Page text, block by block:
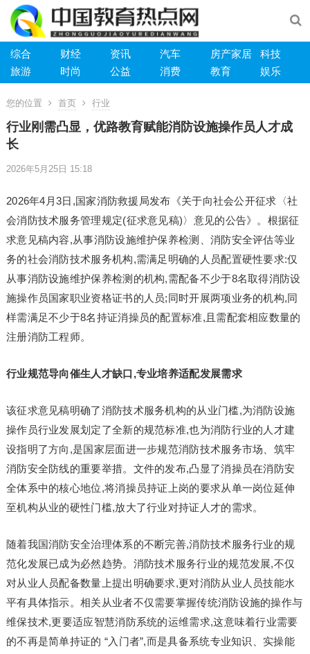
综合 财经 资讯 汽车 房产家居
科技
旅游
时尚 公益 消费 教育 娱乐
您的位置 首页 行业
行业刚需凸显，优路教育赋能消防设施操作员人才成
长
2026年5月25日 15:18
2026年4月3日,国家消防救援局发布《关于向社会公开征求〈社
会消防技术服务管理规定(征求意见稿)〉意见的公告》。根据征
求意见稿内容,从事消防设施维护保养检测、消防安全评估等业
务的社会消防技术服务机构,需满足明确的人员配置硬性要求:仅
从事消防设施维护保养检测的机构,需配备不少于8名取得消防设
施操作员国家职业资格证书的人员;同时开展两项业务的机构,同
样需满足不少于8名持证消操员的配置标准,且需配套相应数量的
注册消防工程师。
行业规范导向催生人才缺口,专业培养适配发展需求
该征求意见稿明确了消防技术服务机构的从业门槛,为消防设施
操作员行业发展划定了全新的规范标准,也为消防行业的人才建
设指明了方向,是国家层面进一步规范消防技术服务市场、筑牢
消防安全防线的重要举措。文件的发布,凸显了消操员在消防安
全体系中的核心地位,将消操员持证上岗的要求从单一岗位延伸
至机构从业的硬性门槛,放大了行业对持证人才的需求。
随着我国消防安全治理体系的不断完善,消防技术服务行业的规
范化发展已成为必然趋势。消防技术服务行业的规范发展,不仅
对从业人员配备数量上提出明确要求,更对消防从业人员技能水
平有具体指示。相关从业者不仅需要掌握传统消防设施的操作与
维保技术,更要适应智慧消防系统的运维需求,这意味着行业需要
的不再是简单持证的 “入门者”,而是具备系统专业知识、实操能